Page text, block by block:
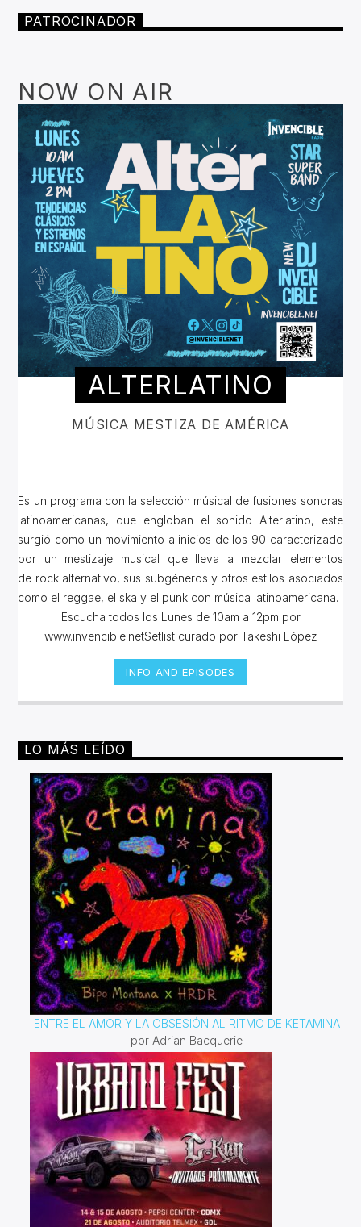
PATROCINADOR
NOW ON AIR
ALTERLATINO
MÚSICA MESTIZA DE AMÉRICA
Es un programa con la selección músical de fusiones sonoras
latinoamericanas, que engloban el sonido Alterlatino, este
surgió como un movimiento a inicios de los 90 caracterizado
por un mestizaje musical que lleva a mezclar elementos
de rock alternativo, sus subgéneros y otros estilos asociados
como el reggae, el ska y el punk con música latinoamericana.
Escucha todos los Lunes de 10am a 12pm por
www.invencible.netSetlist curado por Takeshi López
INFO AND EPISODES
LO MÁS LEÍDO
ENTRE EL AMOR Y LA OBSESIÓN AL RITMO DE KETAMINA
por Adrian Bacquerie